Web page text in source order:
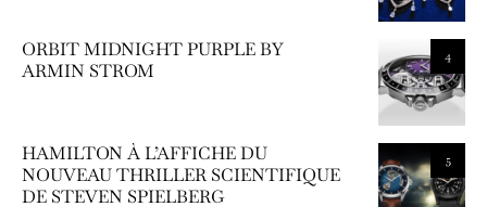
4
ORBIT MIDNIGHT PURPLE BY
ARMIN STROM
5
HAMILTON À L’AFFICHE DU
NOUVEAU THRILLER SCIENTIFIQUE
DE STEVEN SPIELBERG